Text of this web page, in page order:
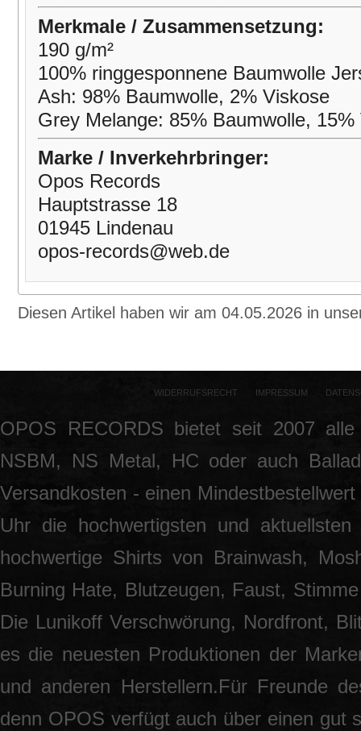
Merkmale / Zusammensetzung:
190 g/m²
100% ringgesponnene Baumwolle
Ash: 98% Baumwolle, 2% Viskose
Grey Melange: 85% Baumwolle, 15%
Marke / Inverkehrbringer:
Opos Records
Hauptstrasse 18
01945 Lindenau
opos-records@web.de
Diesen Artikel haben wir am 04.05.2026 in
WIDERRUFSRECHT IMPRESSUM
OPOS RECORDS bietet seit 2007
NSBM, NS Metal, HC oder auch
Versandkosten - einen
Uhr die hochwertigsten und
hochwertige Shirts von Brainwash,
Burning Hate, Blutzeugen, Faust,
Die Lunikoff Verschwörung, Nordfront,
es die neuesten Produktionen der
und anderen Herstellern.Für Freunde
denn OPOS verfügt auch über einen gut